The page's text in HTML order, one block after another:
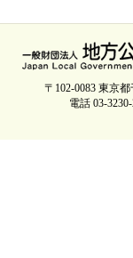
〒102-0083 東京
電話 03-